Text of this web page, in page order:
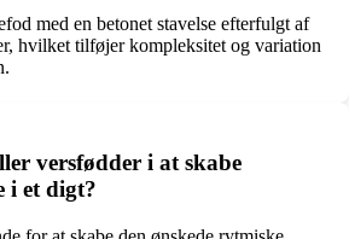
med en betonet stavelse efterfulgt af
hvilket tilføjer kompleksitet og variation
versfødder i at skabe
i et digt?